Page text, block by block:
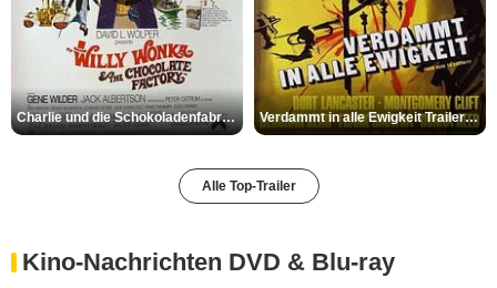
Charlie und die Schokoladenfabrik Trailer OV Verdammt in alle Ewigkeit Trailer OV
Alle Top-Trailer
Kino-Nachrichten DVD & Blu-ray